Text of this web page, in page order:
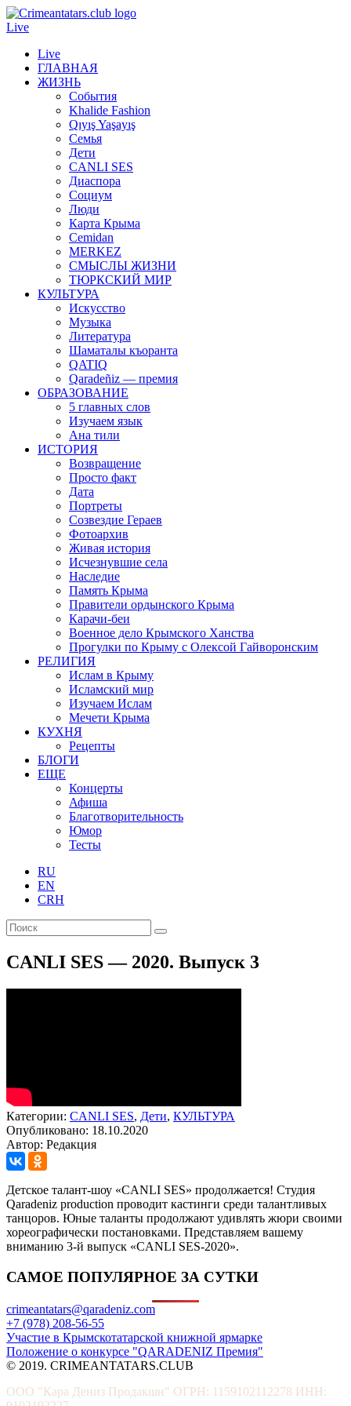
Live
Live
ГЛАВНАЯ
ЖИЗНЬ
События
Khalide Fashion
Qıyış Yaşayış
Семья
Дети
CANLI SES
Диаспора
Социум
Люди
Карта Крыма
Cemidan
МERKEZ
СМЫСЛЫ ЖИЗНИ
ТЮРКСКИЙ МИР
КУЛЬТУРА
Искусство
Музыка
Литература
Шаматалы къоранта
QATIQ
Qaradeñiz — премия
ОБРАЗОВАНИЕ
5 главных слов
Изучаем язык
Ана тили
ИСТОРИЯ
Возвращение
Просто факт
Дата
Портреты
Созвездие Гераев
Фотоархив
Живая история
Исчезнувшие села
Наследие
Память Крыма
Правители ордынского Крыма
Карачи-беи
Военное дело Крымского Ханства
Прогулки по Крыму с Олексой Гайворонским
РЕЛИГИЯ
Ислам в Крыму
Исламский мир
Изучаем Ислам
Мечети Крыма
КУХНЯ
Рецепты
БЛОГИ
ЕЩЕ
Концерты
Афиша
Благотворительность
Юмор
Тесты
RU
EN
CRH
CANLI SES — 2020. Выпуск 3
Категории: CANLI SES, Дети, КУЛЬТУРА
Опубликовано: 18.10.2020
Автор: Редакция
Детское талант-шоу «CANLI SES» продолжается! Студия
Qaradeniz production проводит кастинги среди талантливых
танцоров. Юные таланты продолжают удивлять жюри своими
хореографически постановками. Представляем вашему
вниманию 3-й выпуск «CANLI SES-2020».
САМОЕ ПОПУЛЯРНОЕ ЗА СУТКИ
crimeantatars@qaradeniz.com
+7 (978) 208-56-55
Участие в Крымскотатарской книжной ярмарке
Положение о конкурсе "QARADENIZ Премия"
© 2019. CRIMEANTATARS.CLUB
ООО "Кара Дениз Продакшн" ОГРН: 1159102112278 ИНН: